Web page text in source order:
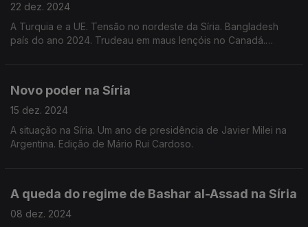
22 dez. 2024
A Turquia e a UE. Tensão no nordeste da Síria. Bangladesh
país do ano 2024. Trudeau em maus lençóis no Canadá.
Novo poder na Síria
15 dez. 2024
A situação na Síria. Um ano de presidência de Javier Milei na
Argentina. Edição de Mário Rui Cardoso.
A queda do regime de Bashar al-Assad na Síria
08 dez. 2024